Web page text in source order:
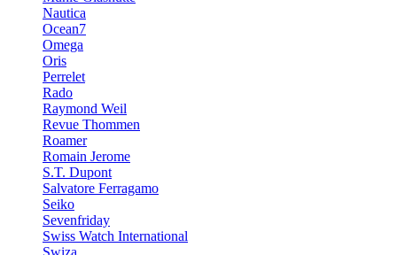
Nautica
Ocean7
Omega
Oris
Perrelet
Rado
Raymond Weil
Revue Thommen
Roamer
Romain Jerome
S.T. Dupont
Salvatore Ferragamo
Seiko
Sevenfriday
Swiss Watch International
Swiza